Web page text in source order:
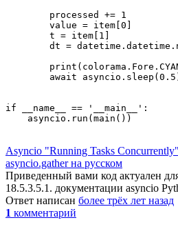
        processed += 1
        value = item[0]
        t = item[1]
dt =
await
if __name__ == '__main__':
    asyncio.run(main())
Asyncio "Running Tasks
asyncio.gather на русском
Приведенный вами код актуален
18.5.3.5.1. документации asyncio
Ответ написан более трёх лет назад
1 комментарий